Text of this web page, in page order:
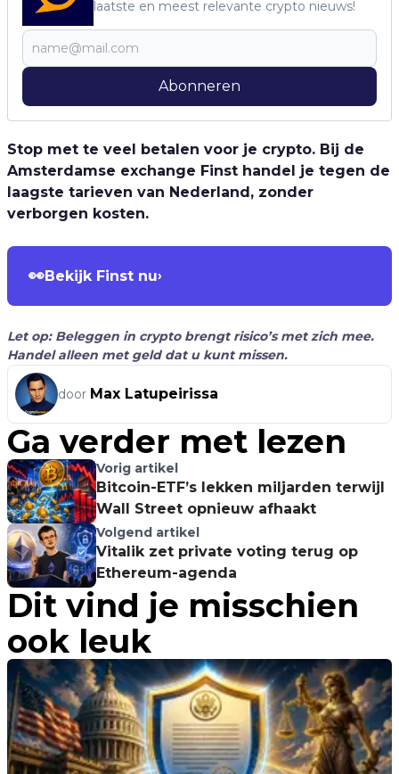
laatste en meest relevante crypto nieuws!
Abonneren
Stop met te veel betalen voor je crypto. Bij de
Amsterdamse exchange Finst handel je tegen de
laagste tarieven van Nederland, zonder
verborgen kosten.
👀Bekijk Finst nu›
Let op: Beleggen in crypto brengt risico’s met zich mee.
Handel alleen met geld dat u kunt missen.
door Max Latupeirissa
Ga verder met lezen
Vorig artikel
Bitcoin-ETF’s lekken miljarden terwijl
Wall Street opnieuw afhaakt
Volgend artikel
Vitalik zet private voting terug op
Ethereum-agenda
Dit vind je misschien
ook leuk